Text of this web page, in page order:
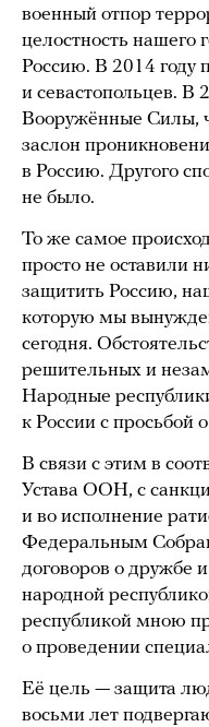
военный отпор
целостность нашего
Россию. В 2014 году
и севастопольцев.
Вооружённые Силы,
заслон
в Россию. Другого
не было.
То же самое
просто не оставили
защитить Россию,
которую мы
сегодня.
решительных и
Народные
к России с просьбой
В связи с этим в
Устава ООН, с
и во исполнение
Федеральным
договоров о дружбе
народной
республикой мною
о проведении
Её цель — защита
восьми лет